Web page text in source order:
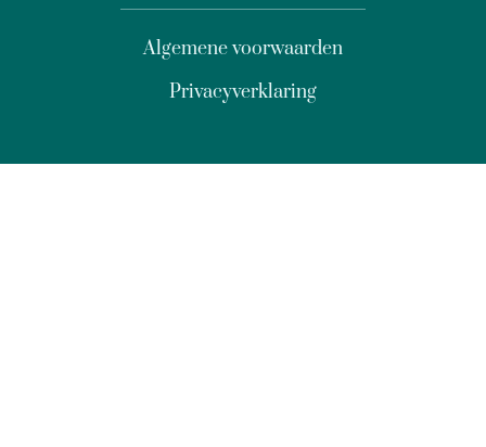
Privacyverklaring
Algemene voorwaarden